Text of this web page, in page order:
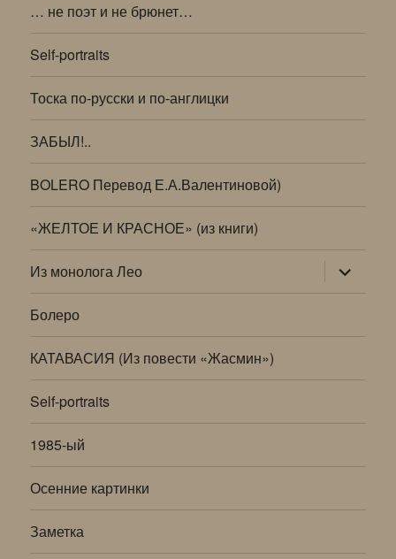
… не поэт и не брюнет…
Self-portraits
Тоска по-русски и по-англицки
ЗАБЫЛ!..
BOLERO Перевод Е.А.Валентиновой)
«ЖЕЛТОЕ И КРАСНОЕ» (из книги)
Из монолога Лео раскрыть
дочернее
меню
Болеро
КАТАВАСИЯ (Из повести «Жасмин»)
Self-portraits
1985-ый
Осенние картинки
Заметка